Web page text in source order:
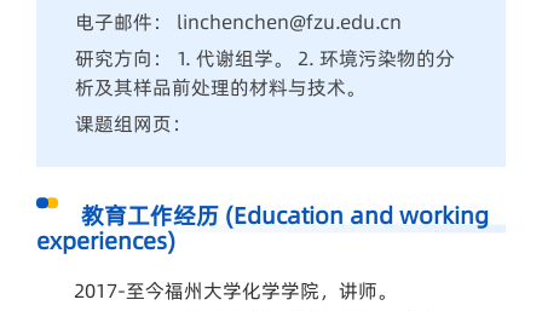
电子邮件： linchenchen@fzu.edu.cn
研究方向： 1. 代谢组学。 2. 环境污染物的分
析及其样品前处理的材料与技术。
课题组网页：
教育工作经历 (Education and working
experiences)
2017-至今福州大学化学学院，讲师。